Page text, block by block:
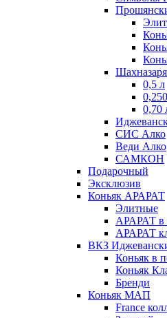
0,5 л
0,70
СИС Алко
Веди Алко
САМКОН
Подарочный
Эксклюзив
Коньяк АРАРАТ
Элитные
АРАРАТ в
АРАРАТ
ВКЗ
Коньяк в
Коньяк
Бренди
Коньяк МАП
France